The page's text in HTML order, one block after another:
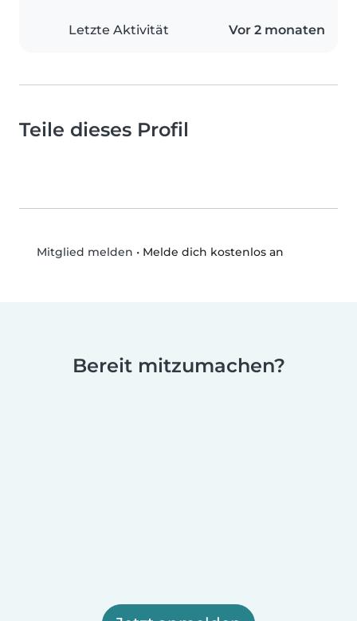
Letzte Aktivität Vor 2 monaten
Teile dieses Profil
Mitglied melden • Melde dich kostenlos an
Bereit mitzumachen?